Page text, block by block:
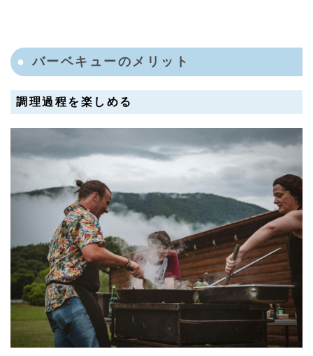
バーベキューのメリット
調理過程を楽しめる